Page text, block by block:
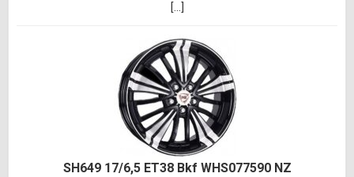
[...]
SH649 17/6,5 ET38 Bkf WHS077590 NZ